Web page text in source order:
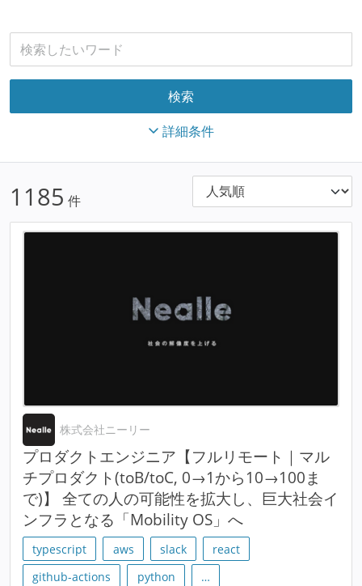
詳細条件
1185 件
株式会社ニーリー
プロダクトエンジニア【フルリモート｜マル
チプロダクト(toB/toC, 0→1から10→100ま
で)】 全ての人の可能性を拡大し、巨大社会イ
ンフラとなる「Mobility OS」へ
typescript aws slack
react
github-actions
python …